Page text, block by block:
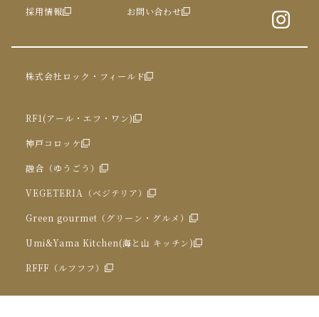
採用情報 お問い合わせ
株式会社ロック・フィールド
RF1(アール・エフ・ワン)
神戸コロッケ
融合（ゆうごう）
VEGETERIA（ベジテリア）
Green gourmet（グリーン・グルメ）
Umi&Yama Kitchen(海と山 キッチン)
RFFF（ルフフフ）